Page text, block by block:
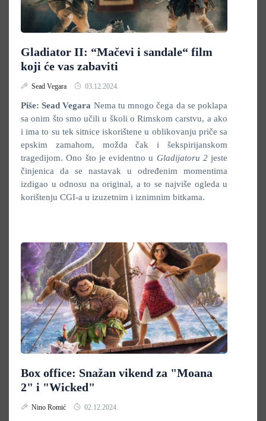
Gladiator II: “Mačevi i sandale“ film
koji će vas zabaviti
Sead Vegara 03.12.2024.
Piše: Sead Vegara Nema tu mnogo čega da se poklapa
sa onim što smo učili u školi o Rimskom carstvu, a ako
i ima to su tek sitnice iskorištene u oblikovanju priče sa
epskim zamahom, možda čak i šekspirijanskom
tragedijom. Ono što je evidentno u Gladijatoru 2 jeste
činjenica da se nastavak u određenim momentima
izdigao u odnosu na original, a to se najviše ogleda u
korištenju CGI-a u izuzetnim i iznimnim bitkama.
Box office: Snažan vikend za "Moana
2" i "Wicked"
Nino Romić 02.12.2024.